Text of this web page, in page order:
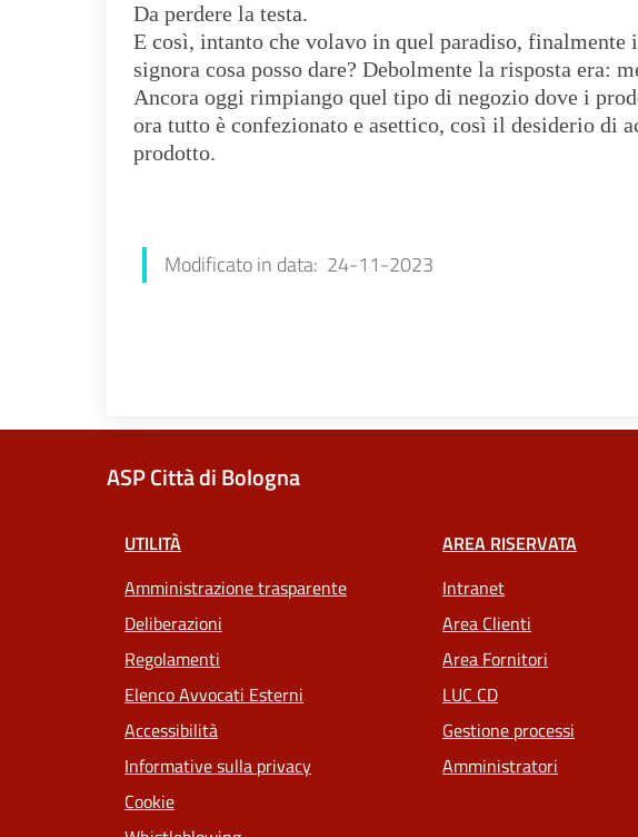
Da perdere la testa.
E così, intanto che volavo in quel paradiso,
signora cosa posso dare? Debolmente la risposta
Ancora oggi rimpiango quel tipo di negozio dove i
ora tutto è confezionato e asettico, così il desiderio di
prodotto.
Modificato in data: 24-11-2023
ASP Città di Bologna
UTILITÀ
Amministrazione trasparente
Deliberazioni
Regolamenti
Elenco Avvocati Esterni
Accessibilità
Informative sulla privacy
Cookie
AREA RISERVATA
Intranet
Area Clienti
Area Fornitori
LUC CD
Gestione processi
Amministratori